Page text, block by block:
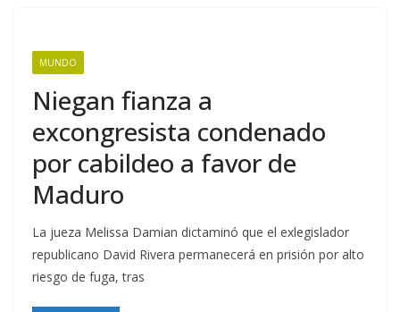
MUNDO
Niegan fianza a
excongresista condenado
por cabildeo a favor de
Maduro
La jueza Melissa Damian dictaminó que el exlegislador
republicano David Rivera permanecerá en prisión por alto
riesgo de fuga, tras